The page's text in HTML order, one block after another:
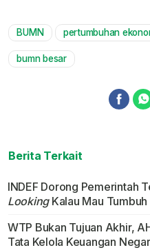
BUMN pertumbuhan
bumn besar
Berita Terkait
INDEF Dorong Pemerintah
LookingKalau Mau Tumbuh
WTP Bukan Tujuan Akhir,
Tata Kelola Keuangan